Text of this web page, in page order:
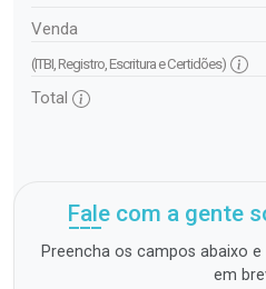
Venda
(ITBI, Registro, Escritura e Certidões)
Total
Fale com a gente
Preencha os campos abaixo
em